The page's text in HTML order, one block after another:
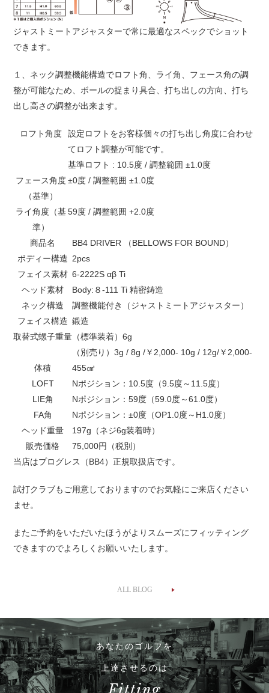
ジャストミートアジャスターで常に最適なスペックでショット
できます。
１、ネック調整機能構造でロフト角、ライ角、フェース角の調
整が可能なため、ボールの捉まり具合、打ち出しの方向、打ち
出し高さの調整が出来ます。
ロフト角度
設定ロフトをお客様個々の打ち出し角度に合わせ
てロフト調整が可能です。
基準ロフト : 10.5度 / 調整範囲 ±1.0度
フェース角度
（基準）
±0度 / 調整範囲 ±1.0度
ライ角度（基
準）
59度 / 調整範囲 +2.0度
商品名
BB4 DRIVER （BELLOWS FOR BOUND）
ボディー構造 2pcs
フェイス素材 6-2222S αβ Ti
ヘッド素材
Body:８-111 Ti 精密鋳造
ネック構造
調整機能付き（ジャストミートアジャスター）
フェイス構造 鍛造
取替式螺子重量 （標準装着）6g
（別売り）3g / 8g /￥2,000- 10g / 12g/￥2,000-
体積
455㎤
LOFT
Nポジション：10.5度（9.5度～11.5度）
LIE角
Nポジション：59度（59.0度～61.0度）
FA角
Nポジション：±0度（OP1.0度～H1.0度）
ヘッド重量
197g（ネジ6g装着時）
販売価格
75,000円（税別）
当店はプログレス（BB4）正規取扱店です。
試打クラブもご用意しておりますのでお気軽にご来店ください
ませ。
またご予約をいただいたほうがよりスムーズにフィッティング
できますのでよろしくお願いいたします。
ALL BLOG
あなたのゴルフを
上達させるのは